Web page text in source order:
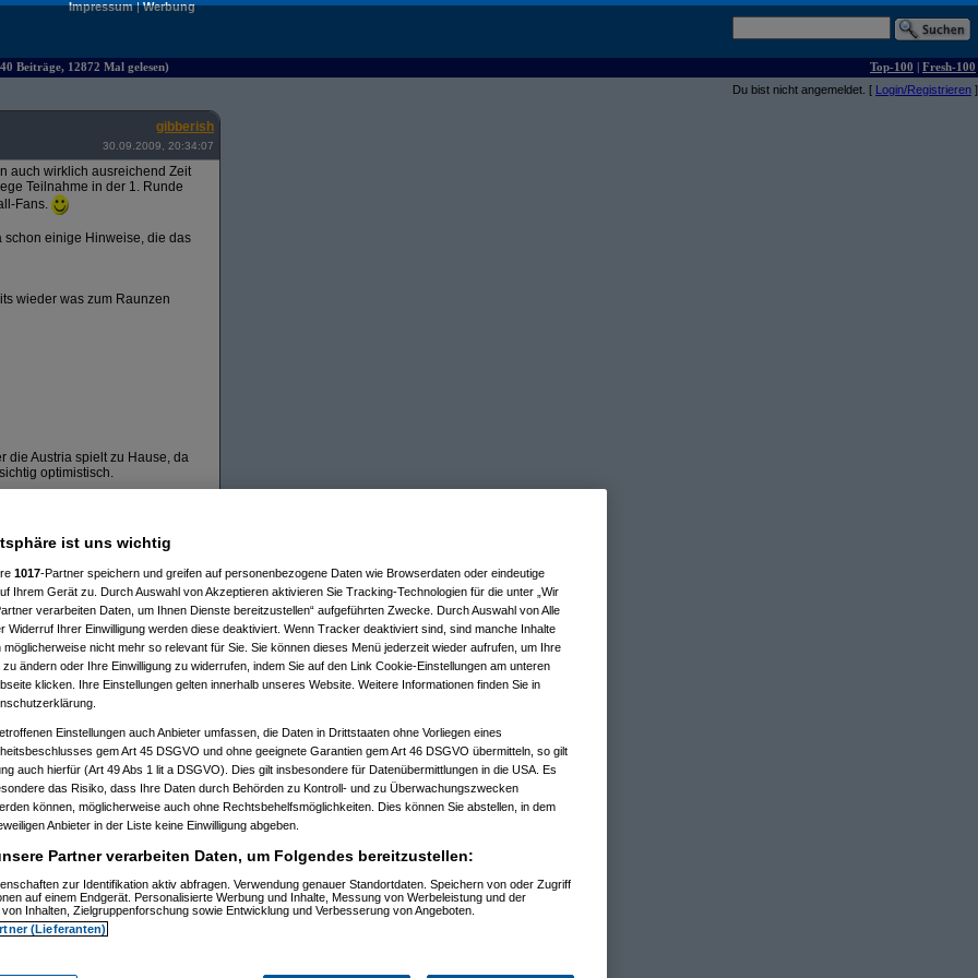
Impressum|Werbung
Beiträge, 12872 Mal gelesen) Top-100 | Fresh-100
Du bist nicht angemeldet. [ Login/Registrieren ]
gibberish
30.09.2009, 20:34:07
auch wirklich ausreichend Zeit
Teilnahme in der 1. Runde
Fans.
schon einige Hinweise, die das
wieder was zum Raunzen
die Austria spielt zu Hause, da
optimistisch.
20:37:39)
20:41:20)
am 30.09.2009, 20:42:04)
20:45:37)
am 30.09.2009, 20:46:24)
22:45:21)
22:47:25)
11:44:17)
11:46:07)
11:55:41)
11:56:58)
11:57:54)
11:58:30)
01.10.2009, 11:59:15)
12:01:05)
ist uns wichtig
1017-Partner speichern und greifen auf personenbezogene Daten wie Browserdaten oder eindeutige
Ihrem Gerät zu. Durch Auswahl von Akzeptieren aktivieren Sie Tracking-Technologien für die unter „Wir
verarbeiten Daten, um Ihnen Dienste bereitzustellen“ aufgeführten Zwecke. Durch Auswahl von Alle
Widerruf Ihrer Einwilligung werden diese deaktiviert. Wenn Tracker deaktiviert sind, sind manche Inhalte
möglicherweise nicht mehr so relevant für Sie. Sie können dieses Menü jederzeit wieder aufrufen, um Ihre
zu ändern oder Ihre Einwilligung zu widerrufen, indem Sie auf den Link Cookie-Einstellungen am unteren
klicken. Ihre Einstellungen gelten innerhalb unseres Website. Weitere Informationen finden Sie in
Einstellungen auch Anbieter umfassen, die Daten in Drittstaaten ohne Vorliegen eines
gem Art 45 DSGVO und ohne geeignete Garantien gem Art 46 DSGVO übermitteln, so gilt
auch hierfür (Art 49 Abs 1 lit a DSGVO). Dies gilt insbesondere für Datenübermittlungen in die USA. Es
das Risiko, dass Ihre Daten durch Behörden zu Kontroll- und zu Überwachungszwecken
können, möglicherweise auch ohne Rechtsbehelfsmöglichkeiten. Dies können Sie abstellen, in dem
Anbieter in der Liste keine Einwilligung abgeben.
Partner verarbeiten Daten, um Folgendes bereitzustellen:
zur Identifikation aktiv abfragen. Verwendung genauer Standortdaten. Speichern von oder Zugriff
auf einem Endgerät. Personalisierte Werbung und Inhalte, Messung von Werbeleistung und der
Inhalten, Zielgruppenforschung sowie Entwicklung und Verbesserung von Angeboten.
(Lieferanten)